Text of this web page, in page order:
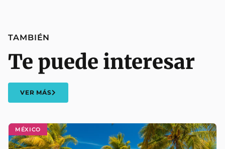
MÉXICO
TAMBIÉN
Te puede interesar
VER MÁS